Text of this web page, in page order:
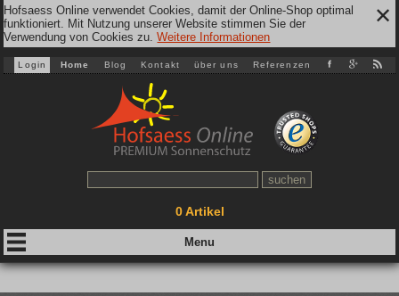
Hofsaess Online verwendet Cookies, damit der Online-Shop optimal
funktioniert. Mit Nutzung unserer Website stimmen Sie der
Verwendung von Cookies zu.Weitere Informationen
✕
Login Home Blog Kontakt über uns Referenzen
0Artikel